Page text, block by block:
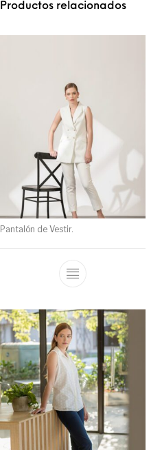
Productos relacionados
Pantalón de Vestir.